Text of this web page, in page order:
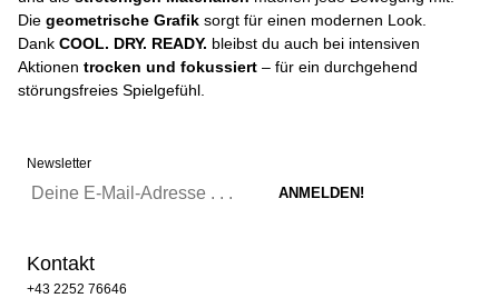
Die geometrische Grafik sorgt für einen modernen Look.
Dank COOL. DRY. READY. bleibst du auch bei intensiven
Aktionen trocken und fokussiert – für ein durchgehend
störungsfreies Spielgefühl.
Newsletter
Kontakt
+43 2252 76646